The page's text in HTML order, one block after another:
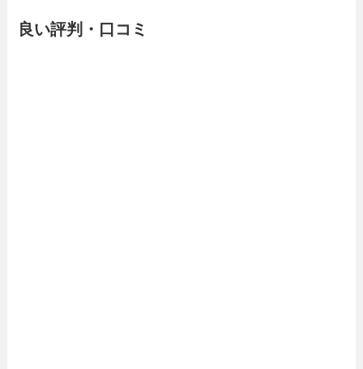
良い評判・口コミ